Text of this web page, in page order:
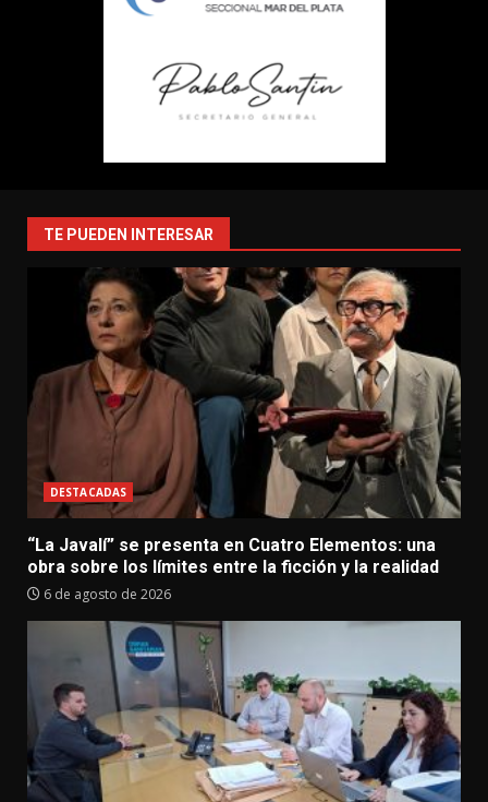
TE PUEDEN INTERESAR
DESTACADAS
“La Javalí” se presenta en Cuatro Elementos: una
obra sobre los límites entre la ficción y la realidad
6 de agosto de 2026